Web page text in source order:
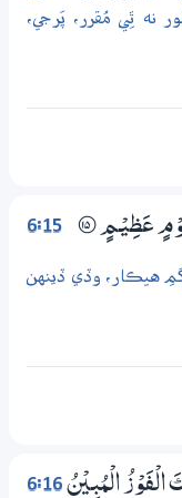
نه ٿِي مُقرر، پَرجي،
6:15 عَظِيْـمٍ ؀15
هيڪار، وڏي ڏينهن
6:16 الْمُبِيْنُ